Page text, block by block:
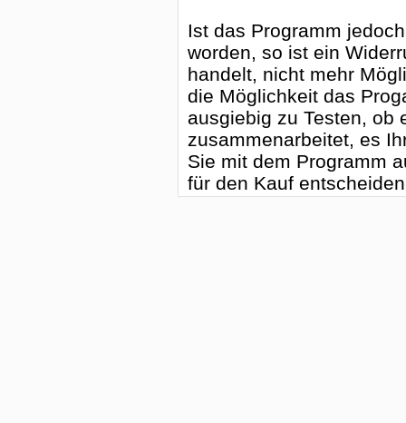
Ist das Programm
worden, so ist ein
handelt, nicht mehr
die Möglichkeit das
ausgiebig zu Testen, ob
zusammenarbeitet, es
Sie mit dem Programm
für den Kauf